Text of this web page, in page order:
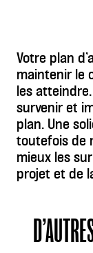
Votre plan
maintenir le
les
survenir et
plan. Une
toutefois de
mieux les
projet et de